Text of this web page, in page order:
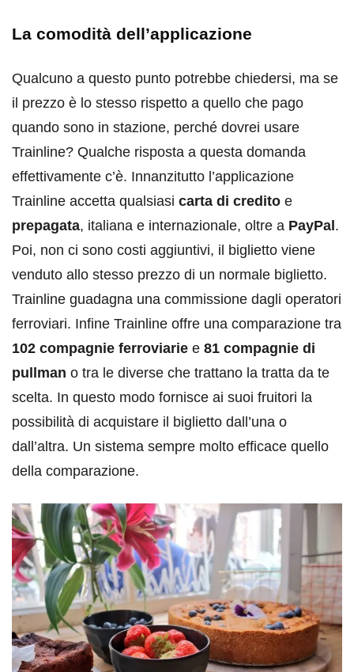
La comodità dell’applicazione
Qualcuno a questo punto potrebbe chiedersi, ma se
il prezzo è lo stesso rispetto a quello che pago
quando sono in stazione, perché dovrei usare
Trainline? Qualche risposta a questa domanda
effettivamente c’è. Innanzitutto l’applicazione
Trainline accetta qualsiasi carta di credito e
prepagata, italiana e internazionale, oltre a PayPal.
Poi, non ci sono costi aggiuntivi, il biglietto viene
venduto allo stesso prezzo di un normale biglietto.
Trainline guadagna una commissione dagli operatori
ferroviari. Infine Trainline offre una comparazione tra
102 compagnie ferroviarie e 81 compagnie di
pullman o tra le diverse che trattano la tratta da te
scelta. In questo modo fornisce ai suoi fruitori la
possibilità di acquistare il biglietto dall’una o
dall’altra. Un sistema sempre molto efficace quello
della comparazione.